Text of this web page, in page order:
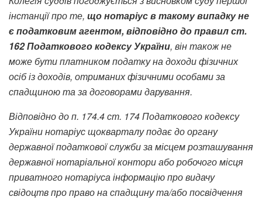
інстанції про те, що нотаріус в такому випадку не
є податковим агентом, відповідно до правил ст.
162 Податкового кодексу України, він також не
може бути платником податку на доходи фізичних
осіб із доходів, отриманих фізичними особами за
спадщиною та за договорами дарування.
Відповідно до п. 174.4 ст. 174 Податкового кодексу
України нотаріус щокварталу подає до органу
державної податкової служби за місцем розташування
державної нотаріальної контори або робочого місця
приватного нотаріуса інформацію про видачу
свідоцтв про право на спадщину та/або посвідчення